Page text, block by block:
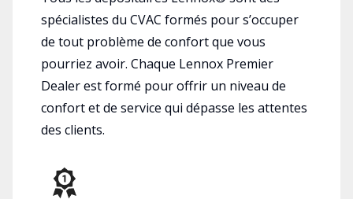
spécialistes du CVAC formés pour s’occuper
de tout problème de confort que vous
pourriez avoir. Chaque Lennox Premier
Dealer est formé pour offrir un niveau de
confort et de service qui dépasse les attentes
des clients.